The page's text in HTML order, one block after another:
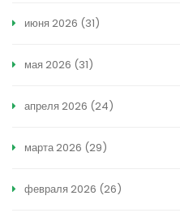
июня 2026 (31)
мая 2026 (31)
апреля 2026 (24)
марта 2026 (29)
февраля 2026 (26)